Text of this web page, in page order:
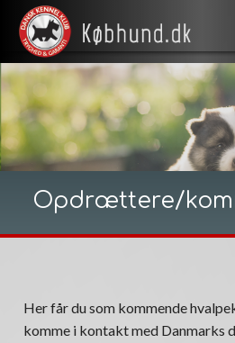
Opdrættere/
Her får du som kommende
komme i kontakt med Danmarks